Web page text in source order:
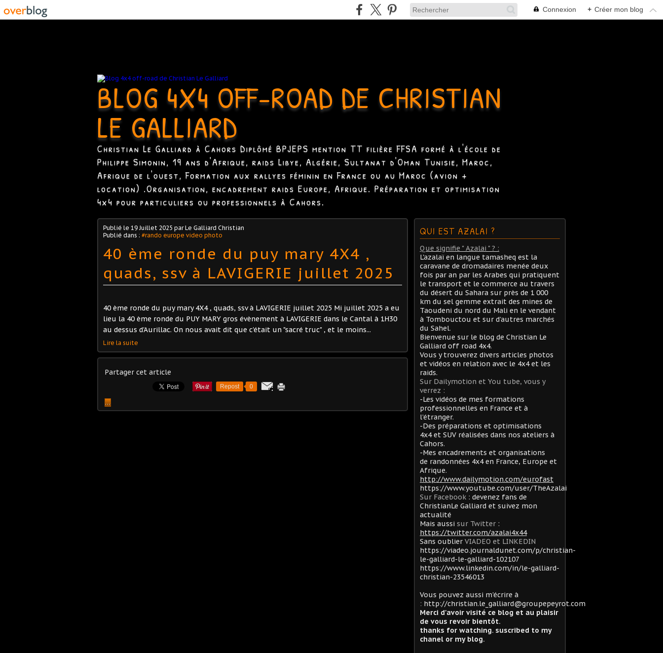
Connexion + Créer mon blog
BLOG 4X4 OFF-ROAD DE CHRISTIAN
LE GALLIARD
Christian Le Galliard à Cahors Diplômé BPJEPS mention TT filière FFSA formé à l'école de
Philippe Simonin, 19 ans d'Afrique, raids Libye, Algérie, Sultanat d'Oman Tunisie, Maroc,
Afrique de l'ouest, Formation aux rallyes féminin en France ou au Maroc (avion +
location) .Organisation, encadrement raids Europe, Afrique. Préparation et optimisation
4x4 pour particuliers ou professionnels à Cahors.
Publié le 19 Juillet 2025 par Le Galliard Christian
Publié dans : #rando europe video photo
40 ème ronde du puy mary 4X4 ,
quads, ssv à LAVIGERIE juillet 2025
40 ème ronde du puy mary 4X4 , quads, ssv à LAVIGERIE juillet 2025 Mi juillet 2025 a eu
lieu la 40 ème ronde du PUY MARY gros évènement à LAVIGERIE dans le Cantal à 1H30
au dessus d'Aurillac. On nous avait dit que c'était un "sacré truc" , et le moins...
Lire la suite
Partager cet article
Repost 0
…
QUI EST AZALAI ?
Que signifie " Azalai " ? :
L'azalaï en langue tamasheq est la
caravane de dromadaires menée deux
fois par an par les Arabes qui pratiquent
le transport et le commerce au travers
du désert du Sahara sur près de 1 000
km du sel gemme extrait des mines de
Taoudeni du nord du Mali en le vendant
à Tombouctou et sur d’autres marchés
du Sahel.
Bienvenue sur le blog de Christian Le
Galliard off road 4x4.
Vous y trouverez divers articles photos
et vidéos en relation avec le 4x4 et les
raids.
Sur Dailymotion et You tube, vous y
verrez :
-Les vidéos de mes formations
professionnelles en France et à
l’étranger.
-Des préparations et optimisations
4x4 et SUV réalisées dans nos ateliers à
Cahors.
-Mes encadrements et organisations
de randonnées 4x4 en France, Europe et
Afrique.
http://www.dailymotion.com/eurofast
https://www.youtube.com/user/TheAzalai
Sur Facebook : devenez fans de
ChristianLe Galliard et suivez mon
actualité
Mais aussi sur Twitter :
https://twitter.com/azalai4x44
Sans oublier VIADEO et LINKEDIN
https://viadeo.journaldunet.com/p/christian-
le-galliard-le-galliard-102107
https://www.linkedin.com/in/le-galliard-
christian-23546013
Vous pouvez aussi m'écrire à
: http://christian.le_galliard@groupepeyrot.com
Merci d'avoir visité ce blog et au plaisir
de vous revoir bientôt.
thanks for watching. suscribed to my
chanel or my blog.